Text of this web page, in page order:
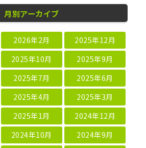
月別アーカイブ
2026年2月
2025年12月
2025年10月
2025年9月
2025年7月
2025年6月
2025年4月
2025年3月
2025年1月
2024年12月
2024年10月
2024年9月